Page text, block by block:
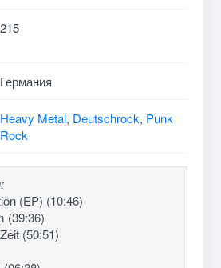
215
Германия
Heavy Metal, Deutschrock, Punk
Rock
(EP) (10:46)
(39:36)
(50:51)